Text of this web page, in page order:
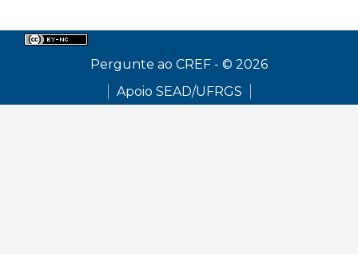
Pergunte ao CREF - © 2026
Apoio SEAD/UFRGS